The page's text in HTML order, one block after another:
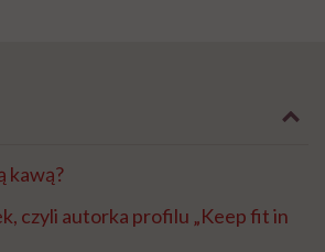
kawą?
czyli autorka profilu „Keep fit in